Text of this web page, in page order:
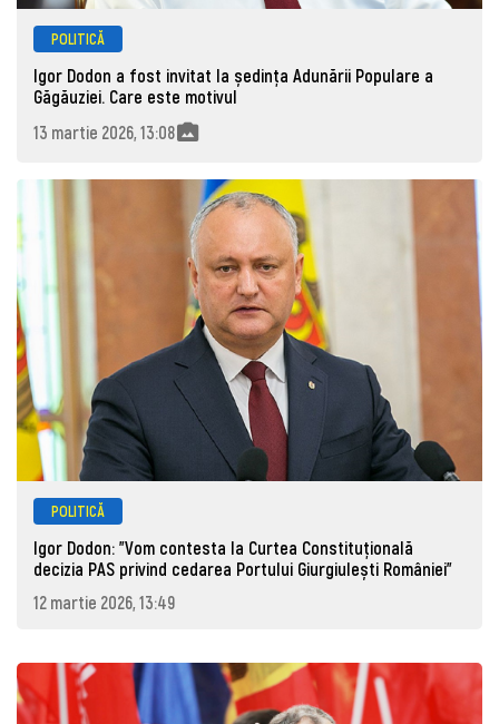
POLITICĂ
Igor Dodon a fost invitat la ședința Adunării Populare a
Găgăuziei. Care este motivul
13 martie 2026, 13:08
POLITICĂ
Igor Dodon: ”Vom contesta la Curtea Constituțională
decizia PAS privind cedarea Portului Giurgiulești României”
12 martie 2026, 13:49